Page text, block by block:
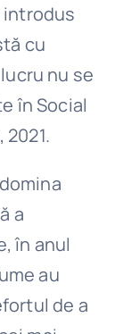
introdus
cu
nu se
în Social
a
în anul
au
de a